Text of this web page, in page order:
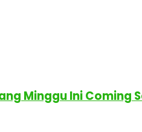
Minggu Ini Coming